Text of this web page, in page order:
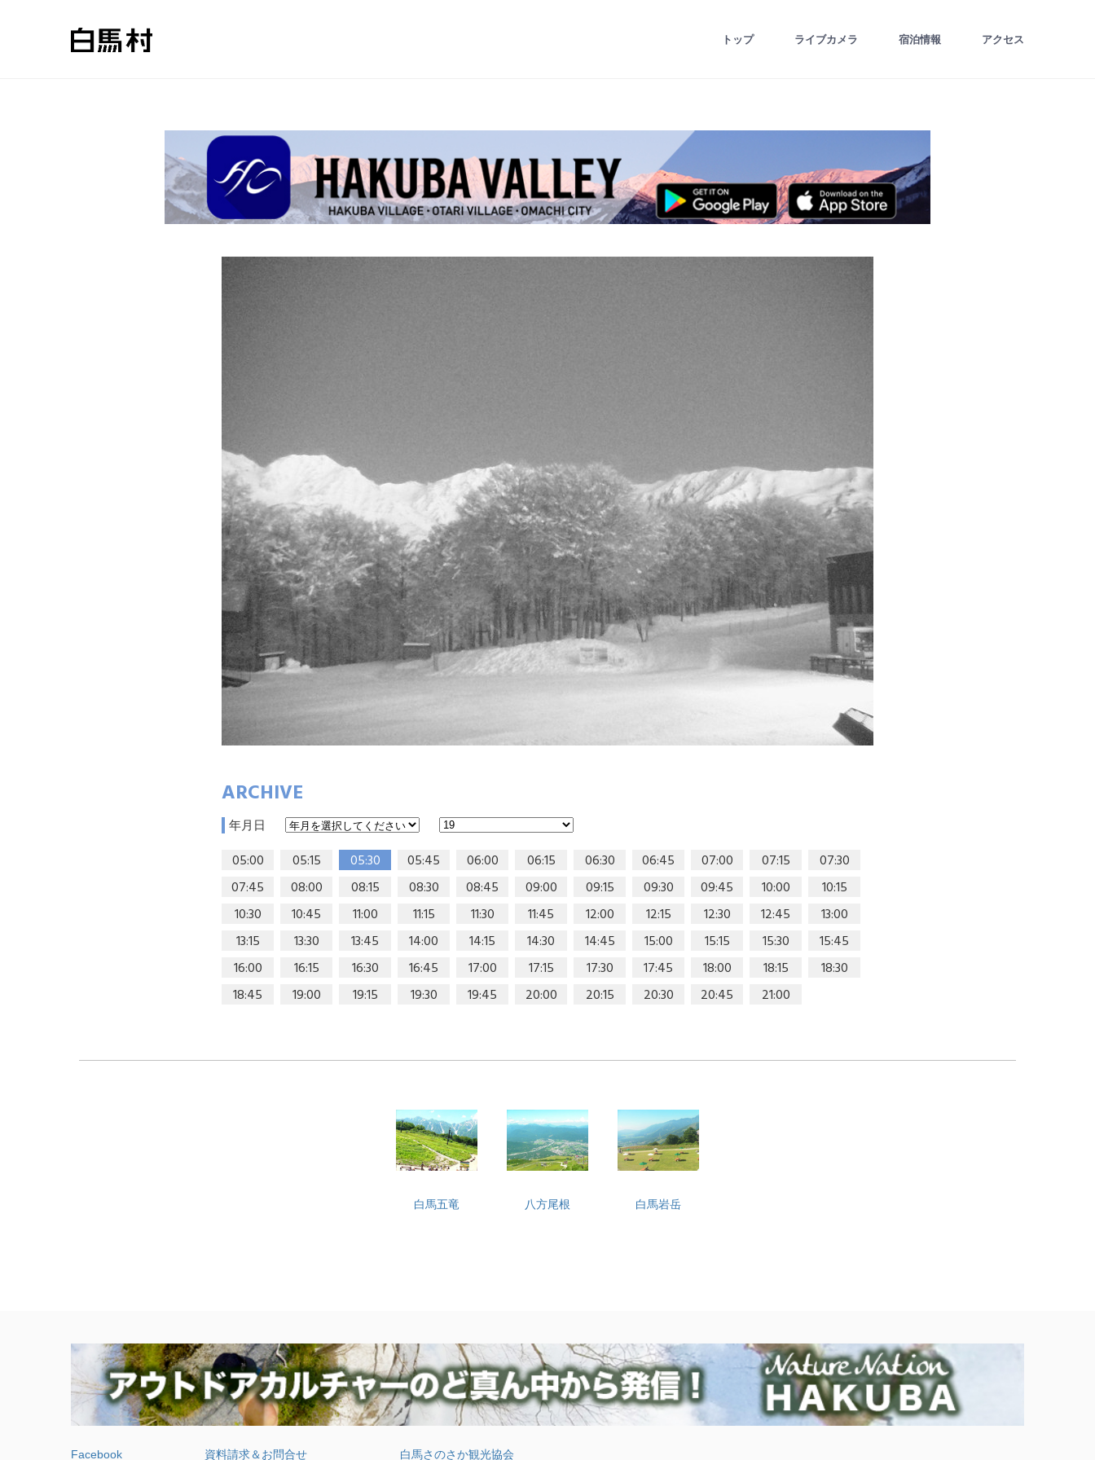
トップ ライブカメラ 宿泊情報 アクセス
ARCHIVE
年月日
05:00 05:15 05:30 05:45 06:00 06:15 06:30 06:45 07:00 07:15
07:30
07:45
08:00 08:15 08:30 08:45 09:00 09:15 09:30 09:45 10:00
10:15
10:30
10:45 11:00 11:15 11:30 11:45 12:00 12:15 12:30 12:45
13:00
13:15
13:30 13:45 14:00 14:15 14:30 14:45 15:00 15:15 15:30
15:45
16:00
16:15 16:30 16:45 17:00 17:15 17:30 17:45 18:00 18:15
18:30
18:45
19:00 19:15 19:30 19:45 20:00 20:15 20:30 20:45 21:00
白馬五竜 八方尾根 白馬岩岳